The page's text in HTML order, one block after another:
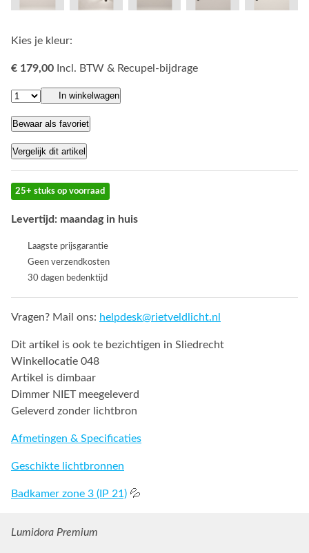
Kies je kleur:
€ 179,00 Incl. BTW & Recupel-bijdrage
In winkelwagen
Bewaar als favoriet
Vergelijk dit artikel
25+ stuks op voorraad
Levertijd: maandag in huis
Laagste prijsgarantie
Geen verzendkosten
30 dagen bedenktijd
Vragen? Mail ons: helpdesk@rietveldlicht.nl
Dit artikel is ook te bezichtigen in Sliedrecht
Winkellocatie 048
Artikel is dimbaar
Dimmer NIET meegeleverd
Geleverd zonder lichtbron
Afmetingen & Specificaties
Geschikte lichtbronnen
Badkamer zone 3 (IP 21) 💦
Lumidora Premium